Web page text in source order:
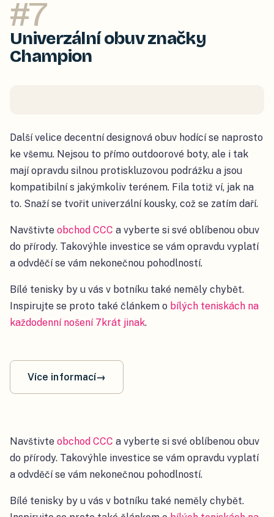
#7
Univerzální obuv značky
Champion
Další velice decentní designová obuv hodící se naprosto
ke všemu. Nejsou to přímo outdoorové boty, ale i tak
mají opravdu silnou protiskluzovou podrážku a jsou
kompatibilní s jakýmkoliv terénem. Fila totiž ví, jak na
to. Snaží se tvořit univerzální kousky, což se zatím daří.
Navštivte obchod CCC a vyberte si své oblíbenou obuv
do přírody. Takovýhle investice se vám opravdu vyplatí
a odvděčí se vám nekonečnou pohodlností.
Bílé tenisky by u vás v botníku také neměly chybět.
Inspirujte se proto také článkem o bílých teniskách na
každodenní nošení 7krát jinak.
Více informací→
Navštivte obchod CCC a vyberte si své oblíbenou obuv
do přírody. Takovýhle investice se vám opravdu vyplatí
a odvděčí se vám nekonečnou pohodlností.
Bílé tenisky by u vás v botníku také neměly chybět.